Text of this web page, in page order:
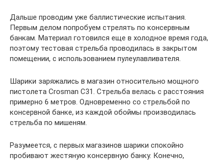
Дальше проводим уже баллистические испытания.
Первым делом попробуем стрелять по консервным
банкам. Материал готовился еще в холодное время года,
поэтому тестовая стрельба проводилась в закрытом
помещении, с использованием пулеулавливателя.
Шарики заряжались в магазин относительно мощного
пистолета Crosman C31. Стрельба велась с расстояния
примерно 6 метров. Одновременно со стрельбой по
консервной банке, из каждой обоймы производилась
стрельба по мишеням.
Разумеется, с первых магазинов шарики спокойно
пробивают жестяную консервную банку. Конечно,